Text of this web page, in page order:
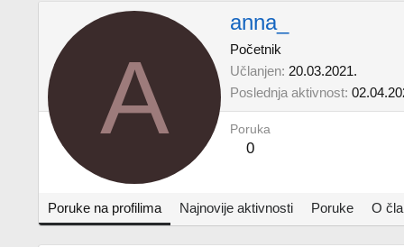
A
anna_
Početnik
Učlanjen 20.03.2021.
Poslednja aktivnost
Poruka
0
Poruke na profilima Najnovije aktivnosti Poruke O